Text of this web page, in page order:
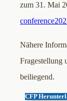
zum 31. Mai
Nähere
Fragestellung
beiliegend.
CFP